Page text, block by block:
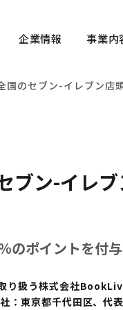
企業情報 事業内
のセブン-イレブン店
ブン-イレ
のポイントを付
り扱う株式会社
：東京都千代田区、代